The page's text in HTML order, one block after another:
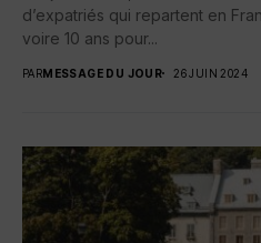
d’expatriés qui repartent en
voire 10 ans pour...
PARMESSAGE DU JOUR 26 JUIN 2024